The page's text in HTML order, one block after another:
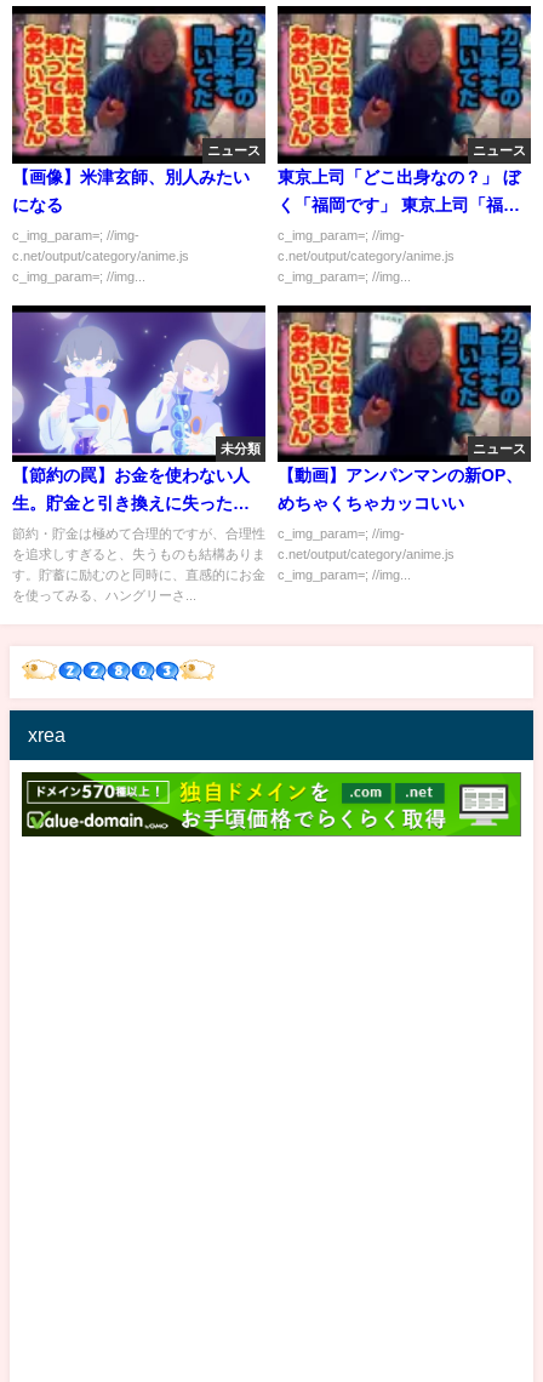
ニュース
【画像】米津玄師、別人みたい
になる
c_img_param=; //img-
c.net/output/category/anime.js
c_img_param=; //img...
ニュース
東京上司「どこ出身なの？」 ぼ
く「福岡です」 東京上司「福岡
飯美味しくて良いよねー」
c_img_param=; //img-
c.net/output/category/anime.js
c_img_param=; //img...
未分類
【節約の罠】お金を使わない人
生。貯金と引き換えに失ったも
の
節約・貯金は極めて合理的ですが、合理性
を追求しすぎると、失うものも結構ありま
す。貯蓄に励むのと同時に、直感的にお金
を使ってみる、ハングリーさ...
ニュース
【動画】アンパンマンの新OP、
めちゃくちゃカッコいい
c_img_param=; //img-
c.net/output/category/anime.js
c_img_param=; //img...
xrea